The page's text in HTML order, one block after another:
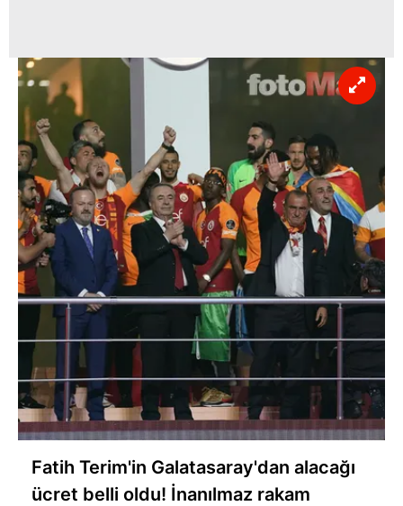
Fatih Terim'in Galatasaray'dan alacağı
ücret belli oldu! İnanılmaz rakam